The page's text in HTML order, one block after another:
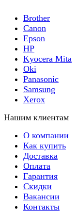
Brother
Canon
Epson
HP
Kyocera Mita
Oki
Panasonic
Samsung
Xerox
Нашим клиентам
О компании
Как купить
Доставка
Оплата
Гарантия
Скидки
Вакансии
Контакты